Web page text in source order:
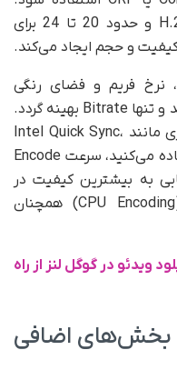
مقدار CRF بین 18 تا 22 برای H.264 و حدود 20 تا 24 برای
نرخ فریم و فضای رنگی
(Color Space) فایل اصلی حفظ شوند و تنها Bitrate بهینه گردد.
در صورتی که از رمزگذاری سخت‌افزاری مانند Intel Quick Sync،
NVIDIA NVENC یا AMD AMF استفاده می‌کنید، سرعت Encode
به بیشترین کیفیت در
حجم پایین، رمزگذاری نرم‌افزاری (CPU Encoding) همچنان
ویدئو در گوگل لنز از راه
اضافی